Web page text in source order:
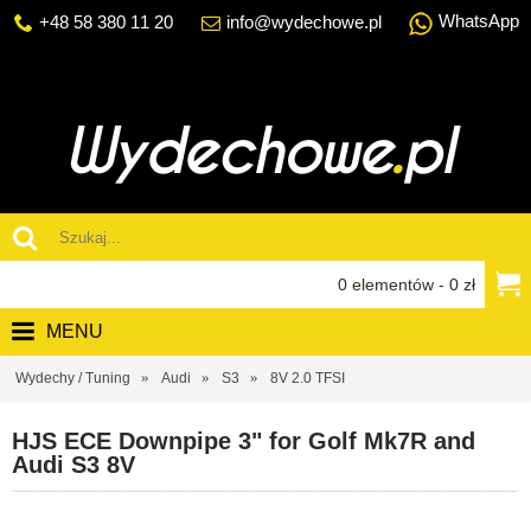
+48 58 380 11 20 info@wydechowe.pl WhatsApp
0 elementów - 0 zł
MENU
Wydechy / Tuning Audi S3 8V 2.0 TFSI
HJS ECE Downpipe 3" for Golf Mk7R and
Audi S3 8V